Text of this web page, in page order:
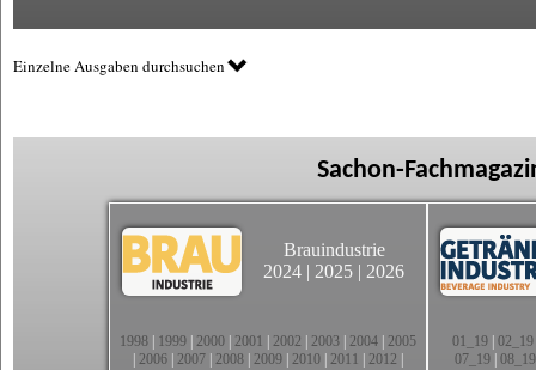
Einzelne Ausgaben durchsuchen
Sachon-
Brauindustrie
2024 | 2025 | 2026
1998 1999 2000 2001 2002 2003 2004 2005
2006 2007 2008 2009 2010 2011 2012
01_19| 02_19
07_19 08_19